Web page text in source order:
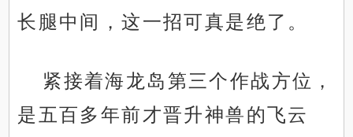
长腿中间，这一招可真是绝了。
紧接着海龙岛第三个作战方位，
是五百多年前才晋升神兽的飞云